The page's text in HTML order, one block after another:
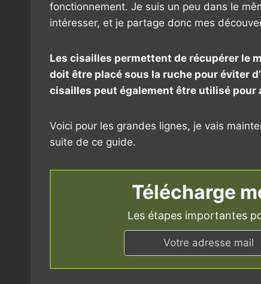
fonctionnement. Je suis un peu dans le
intéresser, et je partage donc mes
Les cisailles permettent de récupérer le
doit être placé sous la ruche pour éviter
cisailles peut également être utilisé pour
Voici pour les grandes lignes, je vais
suite de ce guide.
Télécharge
Les étapes importantes